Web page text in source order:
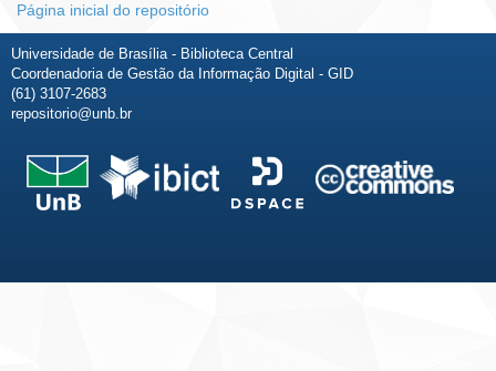
Página inicial do repositório
Universidade de Brasília - Biblioteca Central
Coordenadoria de Gestão da Informação Digital - GID
(61) 3107-2683
repositorio@unb.br